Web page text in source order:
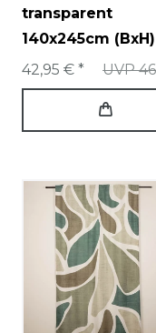
transparent
140x245cm (BxH)
UVP
42,95 € *